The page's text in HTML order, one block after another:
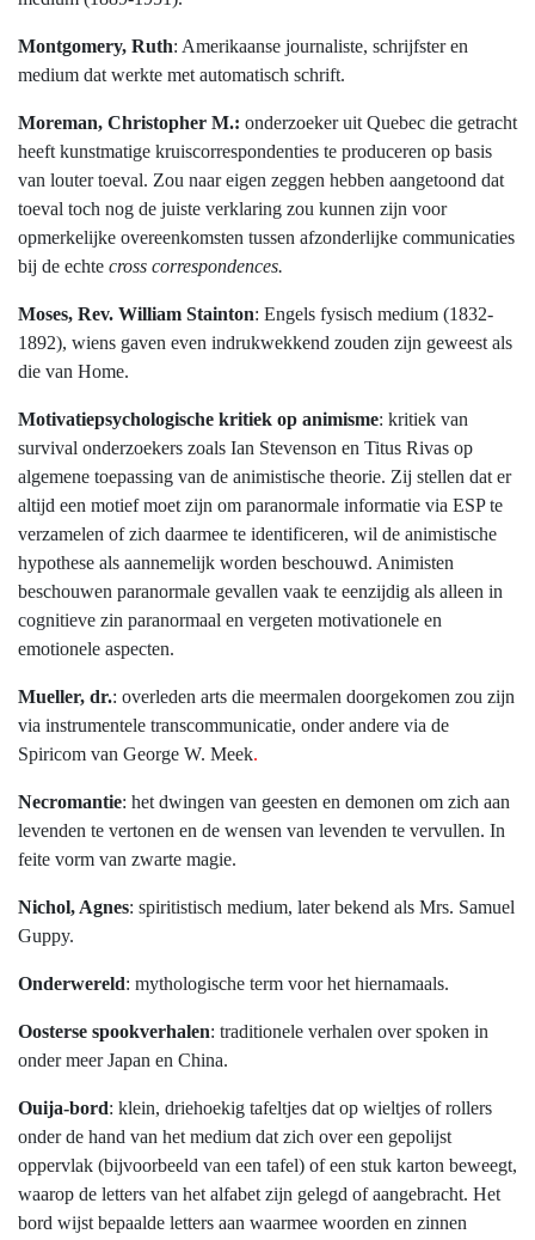
Montgomery, Ruth: Amerikaanse journaliste, schrijfster en
medium dat werkte met automatisch schrift.
Moreman, Christopher M.: onderzoeker uit Quebec die getracht
heeft kunstmatige kruiscorrespondenties te produceren op basis
van louter toeval. Zou naar eigen zeggen hebben aangetoond dat
toeval toch nog de juiste verklaring zou kunnen zijn voor
opmerkelijke overeenkomsten tussen afzonderlijke communicaties
bij de echte cross correspondences.
Moses, Rev. William Stainton: Engels fysisch medium (1832-
1892), wiens gaven even indrukwekkend zouden zijn geweest als
die van Home.
Motivatiepsychologische kritiek op animisme: kritiek van
survival onderzoekers zoals Ian Stevenson en Titus Rivas op
algemene toepassing van de animistische theorie. Zij stellen dat er
altijd een motief moet zijn om paranormale informatie via ESP te
verzamelen of zich daarmee te identificeren, wil de animistische
hypothese als aannemelijk worden beschouwd. Animisten
beschouwen paranormale gevallen vaak te eenzijdig als alleen in
cognitieve zin paranormaal en vergeten motivationele en
emotionele aspecten.
Mueller, dr.: overleden arts die meermalen doorgekomen zou zijn
via instrumentele transcommunicatie, onder andere via de
Spiricom van George W. Meek.
Necromantie: het dwingen van geesten en demonen om zich aan
levenden te vertonen en de wensen van levenden te vervullen. In
feite vorm van zwarte magie.
Nichol, Agnes: spiritistisch medium, later bekend als Mrs. Samuel
Guppy.
Onderwereld: mythologische term voor het hiernamaals.
Oosterse spookverhalen: traditionele verhalen over spoken in
onder meer Japan en China.
Ouija-bord: klein, driehoekig tafeltjes dat op wieltjes of rollers
onder de hand van het medium dat zich over een gepolijst
oppervlak (bijvoorbeeld van een tafel) of een stuk karton beweegt,
waarop de letters van het alfabet zijn gelegd of aangebracht. Het
bord wijst bepaalde letters aan waarmee woorden en zinnen